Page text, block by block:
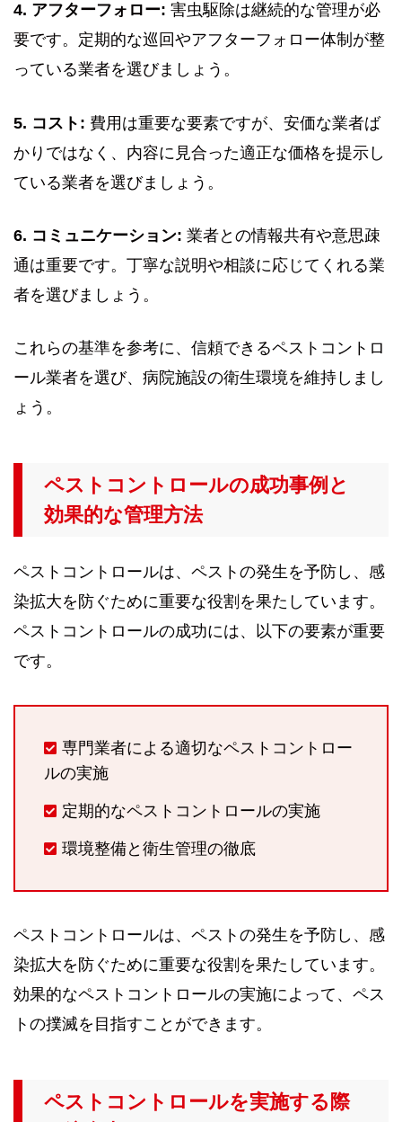
4. アフターフォロー: 害虫駆除は継続的な管理が必
要です。定期的な巡回やアフターフォロー体制が整
っている業者を選びましょう。
5. コスト: 費用は重要な要素ですが、安価な業者ば
かりではなく、内容に見合った適正な価格を提示し
ている業者を選びましょう。
6. コミュニケーション: 業者との情報共有や意思疎
通は重要です。丁寧な説明や相談に応じてくれる業
者を選びましょう。
これらの基準を参考に、信頼できるペストコントロ
ール業者を選び、病院施設の衛生環境を維持しまし
ょう。
ペストコントロールの成功事例と
効果的な管理方法
ペストコントロールは、ペストの発生を予防し、感
染拡大を防ぐために重要な役割を果たしています。
ペストコントロールの成功には、以下の要素が重要
です。
専門業者による適切なペストコントロー
ルの実施
定期的なペストコントロールの実施
環境整備と衛生管理の徹底
ペストコントロールは、ペストの発生を予防し、感
染拡大を防ぐために重要な役割を果たしています。
効果的なペストコントロールの実施によって、ペス
トの撲滅を目指すことができます。
ペストコントロールを実施する際